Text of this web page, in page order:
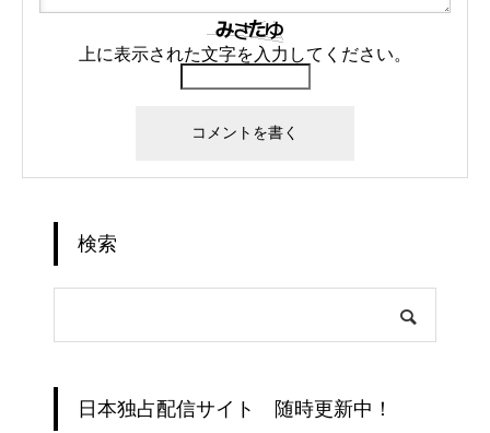
上に表示された文字を入力してください。
検索
日本独占配信サイト 随時更新中！